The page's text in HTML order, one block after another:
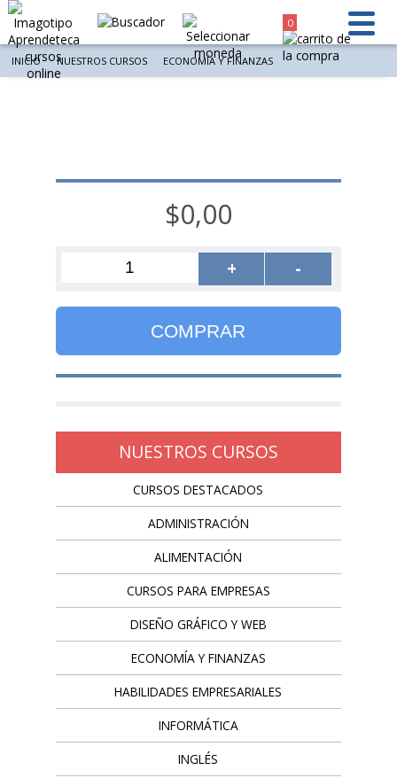
0
INICIO NUESTROS CURSOS ECONOMÍA Y FINANZAS
$0,00
+ -
COMPRAR
NUESTROS CURSOS
CURSOS DESTACADOS
ADMINISTRACIÓN
ALIMENTACIÓN
CURSOS PARA EMPRESAS
DISEÑO GRÁFICO Y WEB
ECONOMÍA Y FINANZAS
HABILIDADES EMPRESARIALES
INFORMÁTICA
INGLÉS